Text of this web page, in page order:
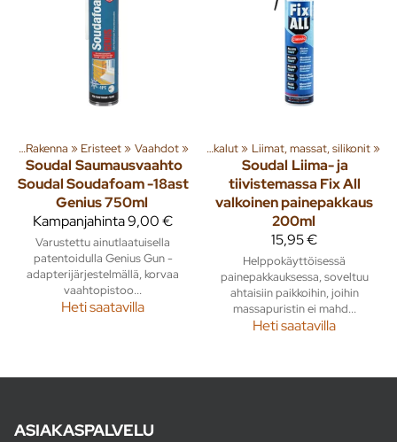
‪»Rakenna ‪» Eristeet‪» Vaahdot‪»
Soudal Saumausvaahto
Soudal Soudafoam -18ast
Genius 750ml
Kampanjahinta9,00 €
Varustettu ainutlaatuisella
patentoidulla Genius Gun -
adapterijärjestelmällä, korvaa
vaahtopistoo...
Heti saatavilla
tuotteita‪» Rakenna‪» Pienkoneet ja työkalut‪» Liimat, massat, silikonit‪»
Soudal Liima- ja
tiivistemassa Fix All
valkoinen painepakkaus
200ml
15,95 €
Helppokäyttöisessä
painepakkauksessa, soveltuu
ahtaisiin paikkoihin, joihin
massapuristin ei mahd...
Heti saatavilla
ASIAKASPALVELU